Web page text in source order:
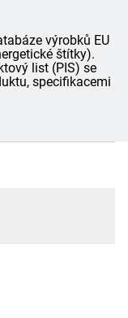
výrobků EU
štítky).
list (PIS) se
specifikacemi